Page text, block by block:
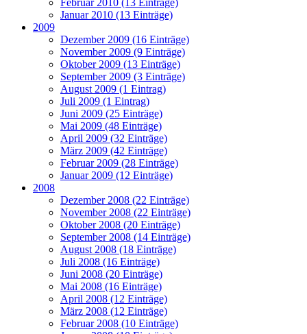
Januar 2010 (13 Einträge)
2009
Dezember 2009 (16 Einträge)
November 2009 (9 Einträge)
Oktober 2009 (13 Einträge)
September 2009 (3 Einträge)
August 2009 (1 Eintrag)
Juli 2009 (1 Eintrag)
Juni 2009 (25 Einträge)
Mai 2009 (48 Einträge)
April 2009 (32 Einträge)
März 2009 (42 Einträge)
Februar 2009 (28 Einträge)
Januar 2009 (12 Einträge)
2008
Dezember 2008 (22 Einträge)
November 2008 (22 Einträge)
Oktober 2008 (20 Einträge)
September 2008 (14 Einträge)
August 2008 (18 Einträge)
Juli 2008 (16 Einträge)
Juni 2008 (20 Einträge)
Mai 2008 (16 Einträge)
April 2008 (12 Einträge)
März 2008 (12 Einträge)
Februar 2008 (10 Einträge)